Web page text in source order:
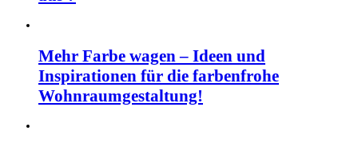
Mehr Farbe wagen – Ideen und
Inspirationen für die farbenfrohe
Wohnraumgestaltung!